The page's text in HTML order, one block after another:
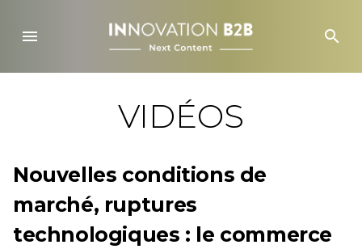
content
menu search
VIDÉOS
Nouvelles conditions de
marché, ruptures
technologiques : le commerce